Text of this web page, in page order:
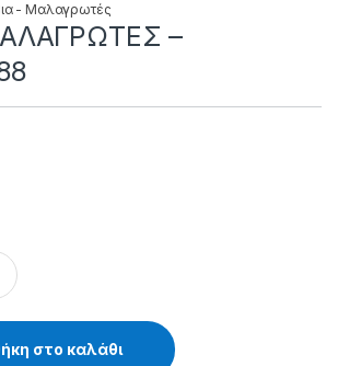
- Μαλαγρωτές
–
- 38.04.05.088 quantity
στο καλάθι